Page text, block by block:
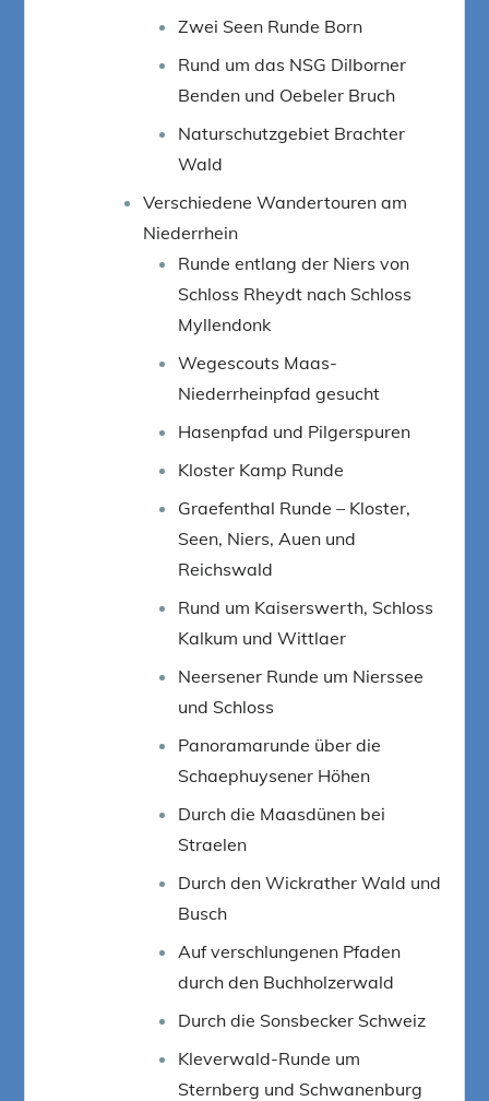
Zwei Seen Runde Born
Rund um das NSG Dilborner
Benden und Oebeler Bruch
Naturschutzgebiet Brachter
Wald
Verschiedene Wandertouren am
Niederrhein
Runde entlang der Niers von
Schloss Rheydt nach Schloss
Myllendonk
Wegescouts Maas-
Niederrheinpfad gesucht
Hasenpfad und Pilgerspuren
Kloster Kamp Runde
Graefenthal Runde – Kloster,
Seen, Niers, Auen und
Reichswald
Rund um Kaiserswerth, Schloss
Kalkum und Wittlaer
Neersener Runde um Nierssee
und Schloss
Panoramarunde über die
Schaephuysener Höhen
Durch die Maasdünen bei
Straelen
Durch den Wickrather Wald und
Busch
Auf verschlungenen Pfaden
durch den Buchholzerwald
Durch die Sonsbecker Schweiz
Kleverwald-Runde um
Sternberg und Schwanenburg